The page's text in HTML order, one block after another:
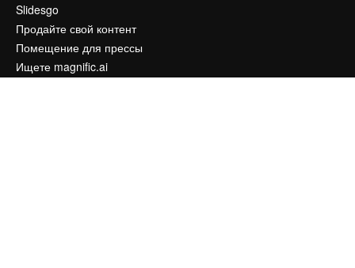
Slidesgo
Продайте свой контент
Помещение для прессы
Ищете magnific.ai